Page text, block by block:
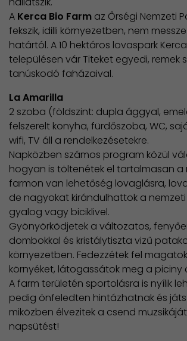
A Kerca Bio Farm az Őrségi Nemzeti
fekszik, idilli környezetben, nem
határtól. A 10 hektáros lovaspark
településen vár Titeket egyedi, remek
tanúskodó faházaival.
La Amarilla
2 szoba (földszint: dupla ággyal,
felszerelt konyha, fürdőszoba, WC,
wifi, TV áll a rendelkezésetekre.
Napközben számos program közül
hogyan is töltenétek el tartalmasan a
farmon van lehetőség lovaglásra,
de nagyokat kirándulhattok a nemzeti
gyalog vagy biciklivel.
Gyönyörködjetek a változatos,
dombokkal és kristálytiszta vizű
környezetben. Fedezzétek fel
környéket, látogassátok meg a piciny
A farm területén sportolásra is nyílik
pedig önfeledten hintázhatnak és
miközben élvezitek a csend
napsütést!